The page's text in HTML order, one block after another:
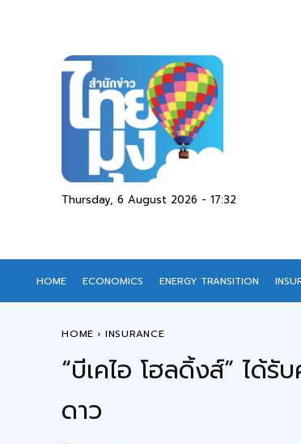
Thursday, 6 August 2026 - 17:32
HOME ECONOMICS ENERGY TRANSITION
HOME INSURANCE
“บีเคไอ โฮลดิ้งส์” ได้รั
ดาว